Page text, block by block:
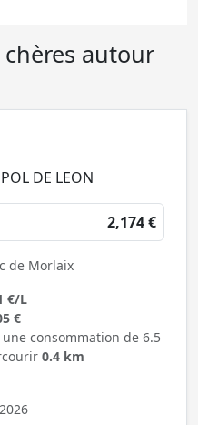
autour
DE LEON
2,174 €
de Morlaix
€/L
€
consommation de 6.5
0.4 km